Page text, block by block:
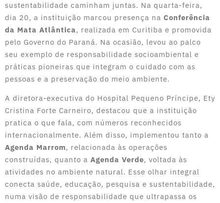
sustentabilidade caminham juntas. Na quarta-feira,
dia 20, a instituição marcou presença na Conferência
da Mata Atlântica, realizada em Curitiba e promovida
pelo Governo do Paraná. Na ocasião, levou ao palco
seu exemplo de responsabilidade socioambiental e
práticas pioneiras que integram o cuidado com as
pessoas e a preservação do meio ambiente.
A diretora-executiva do Hospital Pequeno Príncipe, Ety
Cristina Forte Carneiro, destacou que a instituição
pratica o que fala, com números reconhecidos
internacionalmente. Além disso, implementou tanto a
Agenda Marrom, relacionada às operações
construídas, quanto a Agenda Verde, voltada às
atividades no ambiente natural. Esse olhar integral
conecta saúde, educação, pesquisa e sustentabilidade,
numa visão de responsabilidade que ultrapassa os